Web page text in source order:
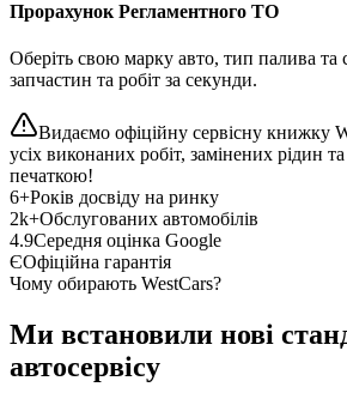
Прорахунок Регламентного ТО
Оберіть свою марку авто, тип палива
запчастин та робіт за секунди.
Видаємо офіційну сервісну книжку
усіх виконаних робіт, замінених рідин
печаткою!
6+Років досвіду на ринку
2k+Обслугованих автомобілів
4.9Середня оцінка Google
ЄОфіційна гарантія
Чому обирають WestCars?
Ми встановили нові
автосервісу